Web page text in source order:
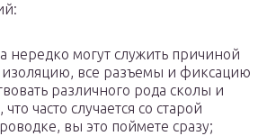
нередко могут служить причиной
все разъемы и фиксацию
различного рода сколы и
часто случается со старой
вы это поймете сразу;